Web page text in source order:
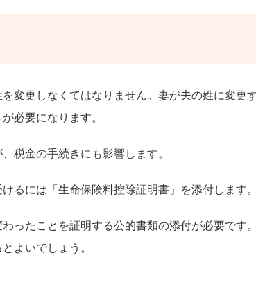
変更しなくてはなりません。妻が夫の姓に変更
必要になります。
税金の手続きにも影響します。
るには「生命保険料控除証明書」を添付します。
ったことを証明する公的書類の添付が必要です
よいでしょう。